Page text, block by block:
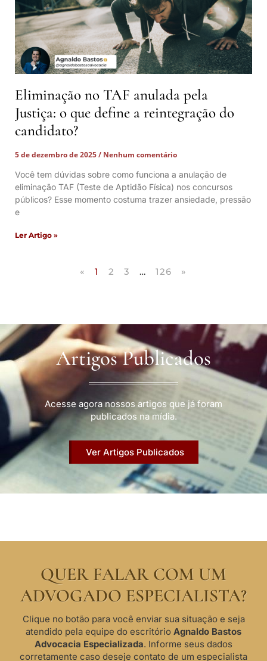
Eliminação no TAF anulada pela
Justiça: o que define a reintegração do
candidato?
5 de dezembro de 2025
Nenhum comentário
Você tem dúvidas sobre como funciona a anulação de
eliminação TAF (Teste de Aptidão Física) nos concursos
públicos? Esse momento costuma trazer ansiedade, pressão
e
Ler Artigo »
« 1 2 3 … 126 »
Artigos Publicados
Acesse agora nossos artigos que já foram
publicados na mídia.
Ver Artigos Publicados
QUER FALAR COM UM
ADVOGADO ESPECIALISTA?
Clique no botão para você enviar sua situação e seja
atendido pela equipe do escritório Agnaldo Bastos
Advocacia Especializada. Informe seus dados
corretamente caso deseje contato de um especialista